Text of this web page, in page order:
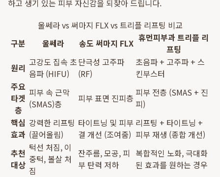
하고 생기 있는 피부 자신감을 되찾아 드립니다.
울쎄라 vs 써마지 FLX vs 트리플 리프팅 비교
구분
울쎄라 송도 써마지 FLX 휴먼피부과 트리플 리
프팅
원리 고강도 집속 초
음파 (HIFU)
단극성 고주파
(RF)
초음파 + 고주파 + 스
킨부스터
주요
타겟
층
피부 속 근막
(SMAS)층
피부 표면 진피층 피부 전층 (SMAS + 진
피)
핵심
효과
강력한 리프팅
(끌어올림)
타이트닝 및 피부
결 개선 (조여줌)
리프팅 + 타이트닝 +
피부 재생 (종합 개선)
추천
대상
턱선 처짐, 이
중턱, 볼살 처
짐
잔주름, 모공, 피
부 탄력 저하
복합적인 노화, 극대화
된 효과를 원하는 경우